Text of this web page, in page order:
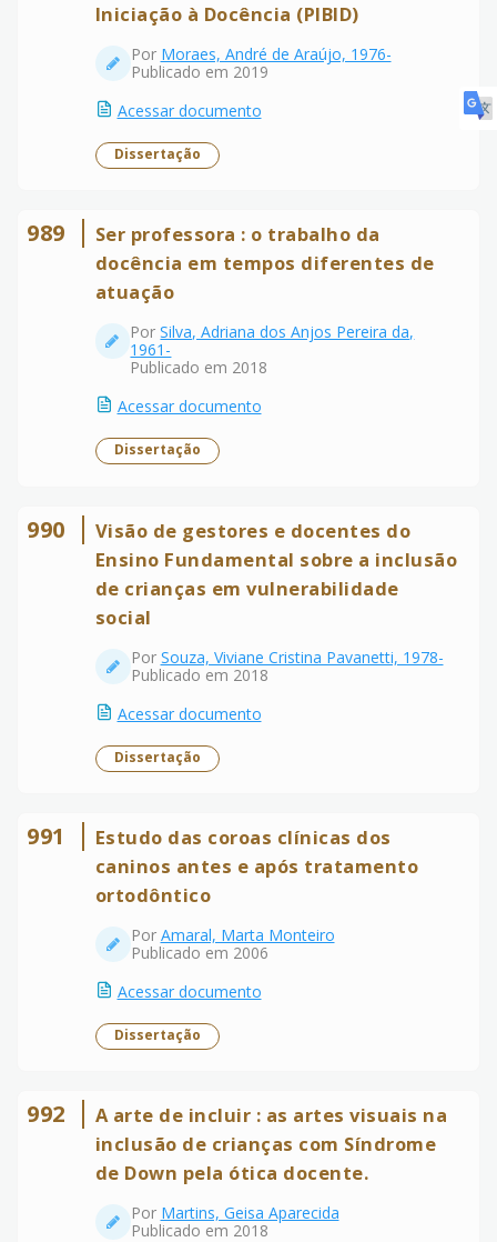
Iniciação à Docência (PIBID)
Por Moraes, André de Araújo, 1976-
Publicado em 2019
Acessar documento
Dissertação
989
Ser professora : o trabalho da
docência em tempos diferentes de
atuação
Por Silva, Adriana dos Anjos Pereira da,
1961-
Publicado em 2018
Acessar documento
Dissertação
990
Visão de gestores e docentes do
Ensino Fundamental sobre a inclusão
de crianças em vulnerabilidade
social
Por Souza, Viviane Cristina Pavanetti, 1978-
Publicado em 2018
Acessar documento
Dissertação
991
Estudo das coroas clínicas dos
caninos antes e após tratamento
ortodôntico
Por Amaral, Marta Monteiro
Publicado em 2006
Acessar documento
Dissertação
992
A arte de incluir : as artes visuais na
inclusão de crianças com Síndrome
de Down pela ótica docente.
Por Martins, Geisa Aparecida
Publicado em 2018